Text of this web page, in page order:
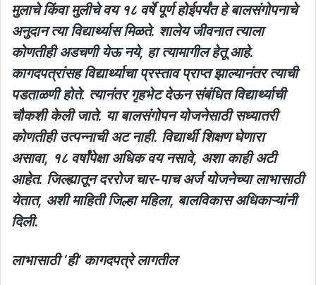
मुलाचे किंवा मुलीचे वय १८ वर्षे पूर्ण होईपर्यंत हे बालसंगोपनाचे
अनुदान त्या विद्यार्थ्यास मिळते. शालेय जीवनात त्याला
कोणतीही अडचणी येऊ नये, हा त्यामागील हेतू आहे.
कागदपत्रांसह विद्यार्थ्याचा प्रस्ताव प्राप्त झाल्यानंतर त्याची
पडताळणी होते. त्यानंतर गृहभेट देऊन संबंधित विद्यार्थ्याची
चौकशी केली जाते. या बालसंगोपन योजनेसाठी सध्यातरी
कोणतीही उत्पन्नाची अट नाही. विद्यार्थी शिक्षण घेणारा
असावा, १८ वर्षांपेक्षा अधिक वय नसावे, अशा काही अटी
आहेत. जिल्ह्यातून दररोज चार-पाच अर्ज योजनेच्या लाभासाठी
येतात, अशी माहिती जिल्हा महिला, बालविकास अधिकाऱ्यांनी
दिली.
लाभासाठी ‘ही’ कागदपत्रे लागतील